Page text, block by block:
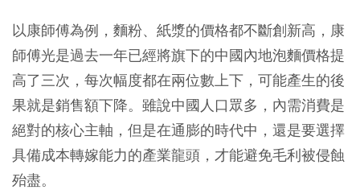
以康師傅為例，麵粉、紙漿的價格都不斷創新高，康
師傅光是過去一年已經將旗下的中國內地泡麵價格提
高了三次，每次幅度都在兩位數上下，可能產生的後
果就是銷售額下降。雖說中國人口眾多，內需消費是
絕對的核心主軸，但是在通膨的時代中，還是要選擇
具備成本轉嫁能力的產業龍頭，才能避免毛利被侵蝕
殆盡。